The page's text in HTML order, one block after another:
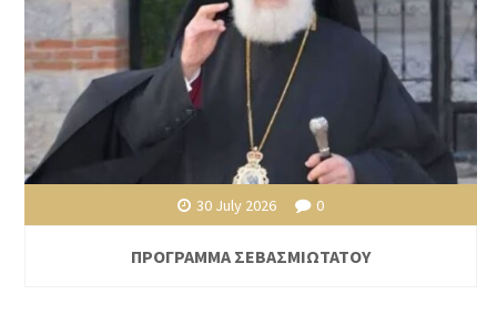
30 July 2026 0
ΠΡΟΓΡΑΜΜΑ ΣΕΒΑΣΜΙΩΤΑΤΟΥ